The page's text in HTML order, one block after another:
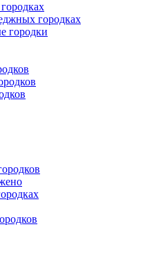
городках
городки